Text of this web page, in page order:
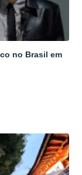
no Brasil em